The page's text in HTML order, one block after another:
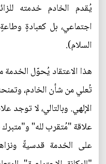
يُقدم الخادم خدمته
اجتماعي، بل كعبادةٍ
السلام).
هذا الاعتقاد يُحوّل
تُعلي من شأن الخادم،
الإلهي. وبالتالي، لا
علاقة "مُتقرب لله"
على الخدمة قدسيةً